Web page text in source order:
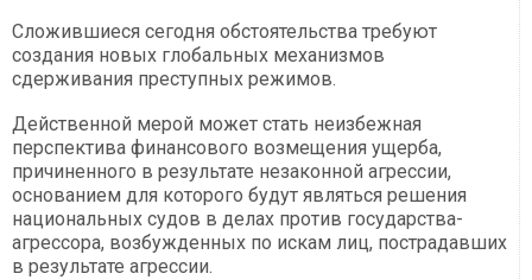
Сложившиеся сегодня обстоятельства требуют
создания новых глобальных механизмов
сдерживания преступных режимов.
Действенной мерой может стать неизбежная
перспектива финансового возмещения ущерба,
причиненного в результате незаконной агрессии,
основанием для которого будут являться решения
национальных судов в делах против государства-
агрессора, возбужденных по искам лиц, пострадавших
в результате агрессии.